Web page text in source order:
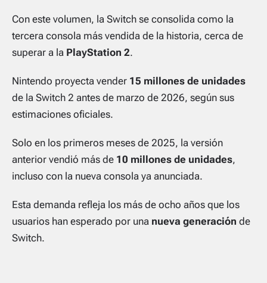
Con este volumen, la Switch se consolida como la
tercera consola más vendida de la historia, cerca de
superar a la PlayStation 2.
Nintendo proyecta vender 15 millones de unidades
de la Switch 2 antes de marzo de 2026, según sus
estimaciones oficiales.
Solo en los primeros meses de 2025, la versión
anterior vendió más de 10 millones de unidades,
incluso con la nueva consola ya anunciada.
Esta demanda refleja los más de ocho años que los
usuarios han esperado por una nueva generación de
Switch.